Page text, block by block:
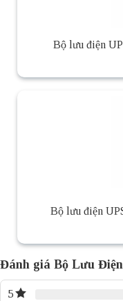
Bộ lưu điện
Bộ lưu điện
Đánh giá Bộ Lưu
5